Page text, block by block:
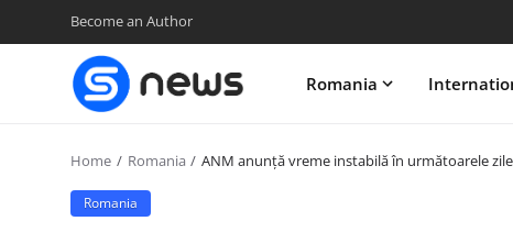
Become an Author
Romania
Home Romania ANM anunță vreme instabilă în următoarele
Romania